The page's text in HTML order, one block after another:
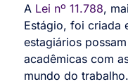
A Lei nº 11.788,
Estágio, foi criada
estagiários
acadêmicas com
mundo do